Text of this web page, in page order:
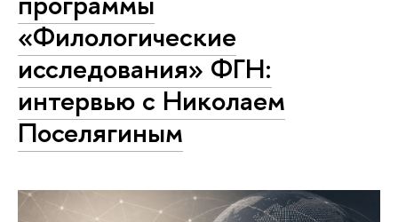
«Филологические
исследования» ФГН:
интервью с Николаем
Поселягиным